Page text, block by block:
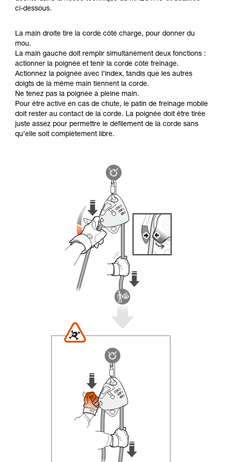
ci-dessous.
La main droite tire la corde côté charge, pour donner du
mou.
La main gauche doit remplir simultanément deux fonctions :
actionner la poignée et tenir la corde côté freinage.
Actionnez la poignée avec l’index, tandis que les autres
doigts de la même main tiennent la corde.
Ne tenez pas la poignée à pleine main.
Pour être activé en cas de chute, le patin de freinage mobile
doit rester au contact de la corde. La poignée doit être tirée
juste assez pour permettre le défilement de la corde sans
qu’elle soit complètement libre.